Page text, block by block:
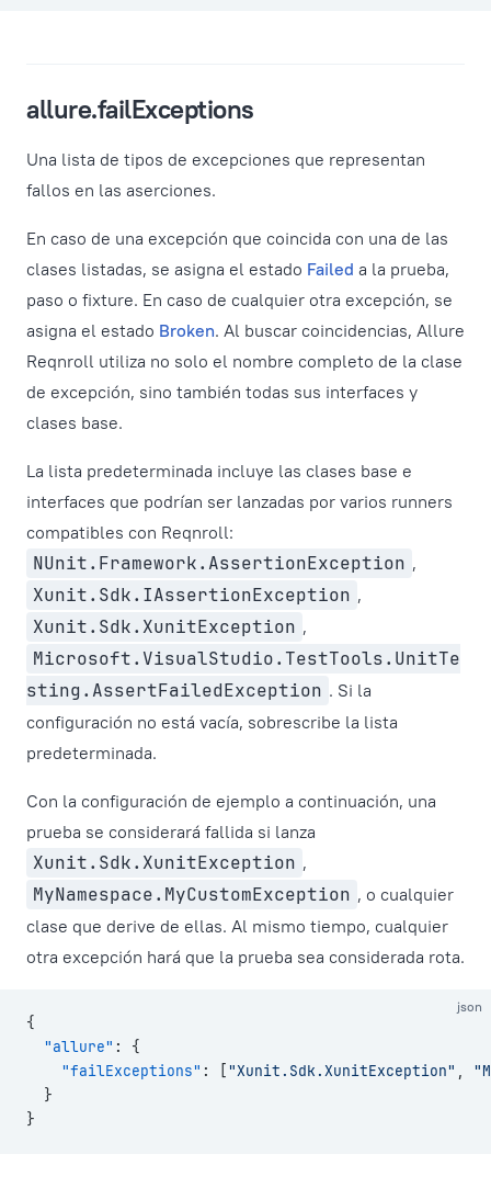
allure.failExceptions
Una lista de tipos de excepciones que representan
fallos en las aserciones.
En caso de una excepción que coincida con una de las
clases listadas, se asigna el estado Failed a la prueba,
paso o fixture. En caso de cualquier otra excepción, se
asigna el estado Broken. Al buscar coincidencias, Allure
Reqnroll utiliza no solo el nombre completo de la clase
de excepción, sino también todas sus interfaces y
clases base.
La lista predeterminada incluye las clases base e
interfaces que podrían ser lanzadas por varios runners
compatibles con Reqnroll:
NUnit.Framework.AssertionException ,
Xunit.Sdk.IAssertionException ,
Xunit.Sdk.XunitException ,
Microsoft.VisualStudio.TestTools.UnitTe
sting.AssertFailedException . Si la
configuración no está vacía, sobrescribe la lista
predeterminada.
Con la configuración de ejemplo a continuación, una
prueba se considerará fallida si lanza
Xunit.Sdk.XunitException ,
MyNamespace.MyCustomException , o cualquier
clase que derive de ellas. Al mismo tiempo, cualquier
otra excepción hará que la prueba sea considerada rota.
json
{
  "allure"
: {
    "failExceptions"
: ["Xunit.Sdk.XunitException" ,
  }
}